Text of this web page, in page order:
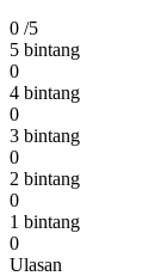
0 /5
5 bintang
0
4 bintang
0
3 bintang
0
2 bintang
0
1 bintang
0
Ulasan